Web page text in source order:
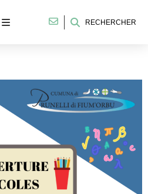
RECHERCHER